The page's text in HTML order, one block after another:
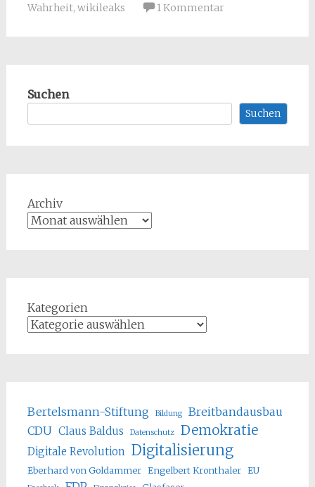
Wahrheit, wikileaks 1 Kommentar
Suchen
Suchen
Archiv
Kategorien
Bertelsmann-Stiftung Bildung
Breitbandausbau
CDU Claus Baldus Datenschutz Demokratie
Digitale Revolution Digitalisierung
Eberhard von Goldammer Engelbert Kronthaler EU